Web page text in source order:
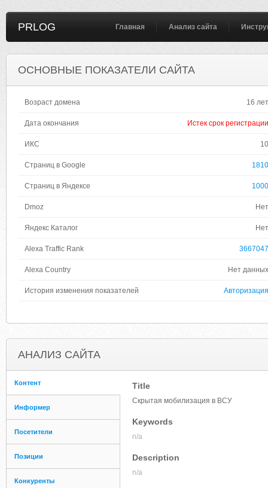
PRLOG Главная Анализ сайта
ОСНОВНЫЕ ПОКАЗАТЕЛИ САЙТА
Возраст домена 16 лет
Дата окончания Истек срок регистрации
ИКС 10
Страниц в Google 1810
Страниц в Яндексе 1000
Dmoz Нет
Яндекс Каталог Нет
Alexa Traffic Rank 3667047
Alexa Country Нет данных
История изменения показателей Авторизация
АНАЛИЗ САЙТА
Контент
Информер
Посетители
Позиции
Конкуренты
Title
Скрытая мобилизация в ВСУ
Keywords
n/a
Description
n/a